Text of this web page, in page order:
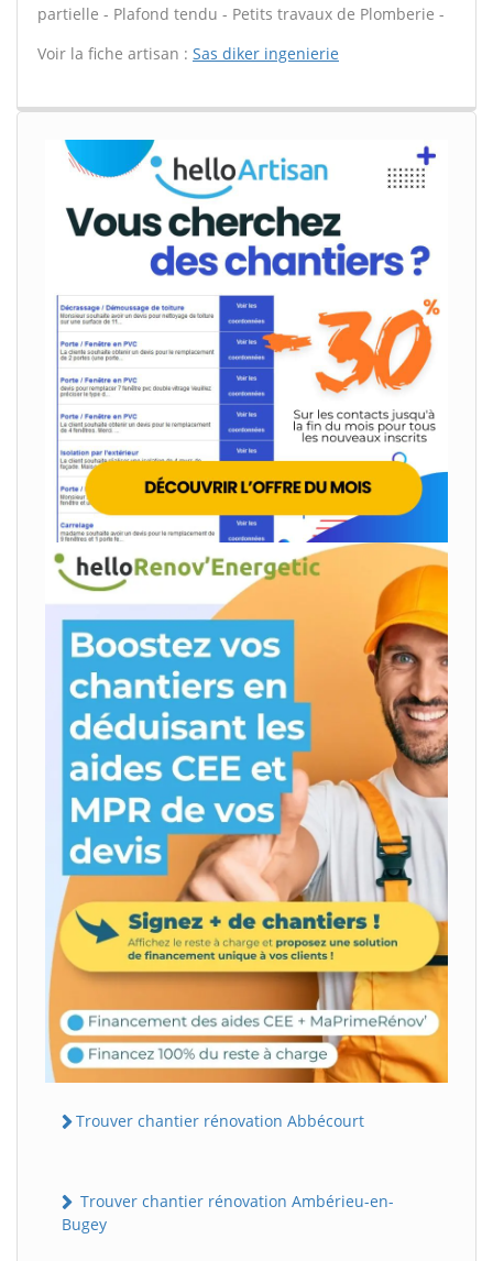
partielle - Plafond tendu - Petits travaux de Plomberie -
Voir la fiche artisan : Sas diker ingenierie
Trouver chantier rénovation Abbécourt
Trouver chantier rénovation Ambérieu-en-
Bugey